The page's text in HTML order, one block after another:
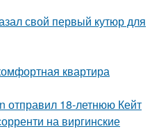
свой первый кутюр для
квартира
отправил 18-летнюю Кейт
на виргинские